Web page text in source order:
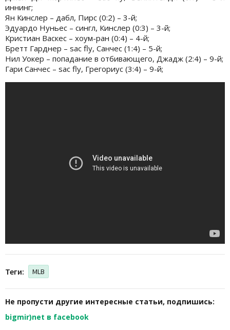
иннинг;
Ян Кинслер – дабл, Пирс (0:2) – 3-й;
Эдуардо Нуньес – сингл, Кинслер (0:3) – 3-й;
Кристиан Васкес – хоум-ран (0:4) – 4-й;
Бретт Гарднер – sac fly, Санчес (1:4) – 5-й;
Нил Уокер – попадание в отбивающего, Джадж (2:4) – 9-й;
Гари Санчес – sac fly, Грегориус (3:4) – 9-й;
Теги: MLB
Не пропусти другие интересные статьи, подпишись:
bigmir)net в facebook